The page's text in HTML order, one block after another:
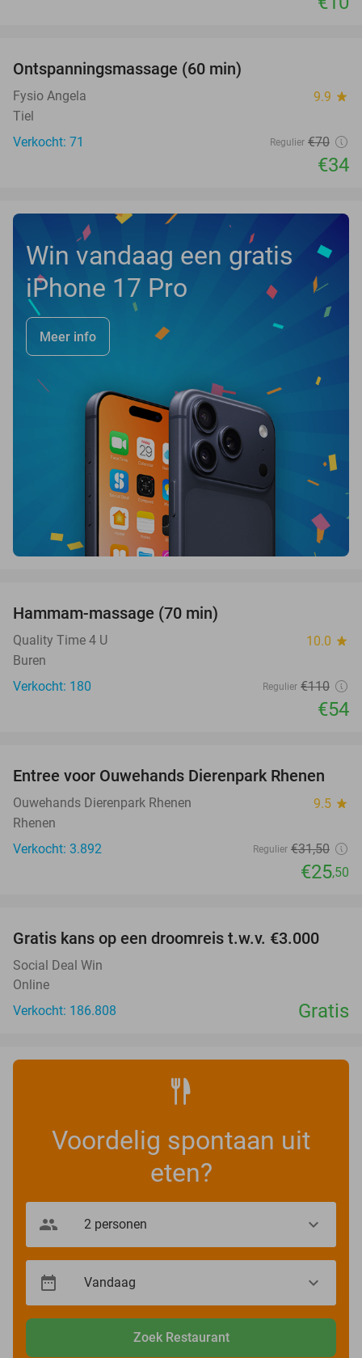
Ontspanningsmassage (60 min)
Fysio Angela 9.9 star
Tiel
Verkocht: 71
Regulier €70
€34
Win vandaag een gratis
iPhone 17 Pro
Meer info
OUT
Hammam-massage (70 min)
Quality Time 4 U 10.0 star
Buren
Verkocht: 180
Regulier €110
€54
19%
Entree voor Ouwehands Dierenpark Rhenen
Ouwehands Dierenpark Rhenen 9.5 star
Rhenen
Verkocht: 3.892
Regulier €31,50
€25,50
Gratis kans op een droomreis t.w.v. €3.000
Social Deal Win
Online
Verkocht: 186.808
Gratis
Voordelig spontaan uit
eten?
Zoek Restaurant